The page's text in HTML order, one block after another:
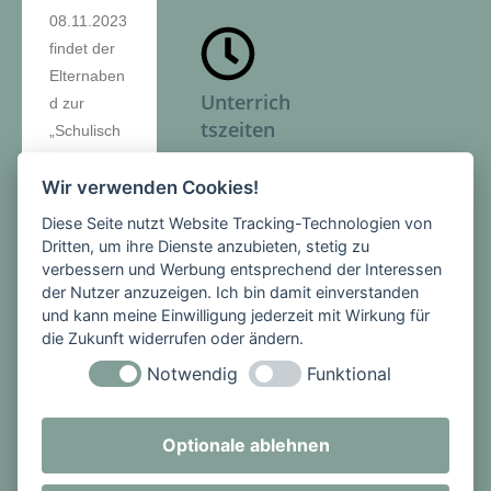
Unterrich
tszeiten
Montag -
1. Stunde:
08:00 -
08:45 Uhr
2. Stunde:
08:45 -
09:30 Uhr
09:50 -
10:35 Uhr
08.11.2023
findet der
Elternaben
d zur
„Schulisch
Weiterquali
für die
Klassen 9
und 10um
18:30 Uhr
statt.
briefmit
Wir verwenden Cookies!
Diese Seite nutzt Website Tracking-Technologien von
Dritten, um ihre Dienste anzubieten, stetig zu
verbessern und Werbung entsprechend der Interessen
der Nutzer anzuzeigen. Ich bin damit einverstanden
und kann meine Einwilligung jederzeit mit Wirkung für
die Zukunft widerrufen oder ändern.
Notwendig Funktional
Optionale ablehnen